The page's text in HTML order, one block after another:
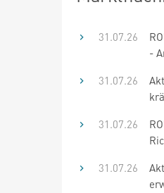
31.07.26
-
31.07.26
31.07.26
31.07.26